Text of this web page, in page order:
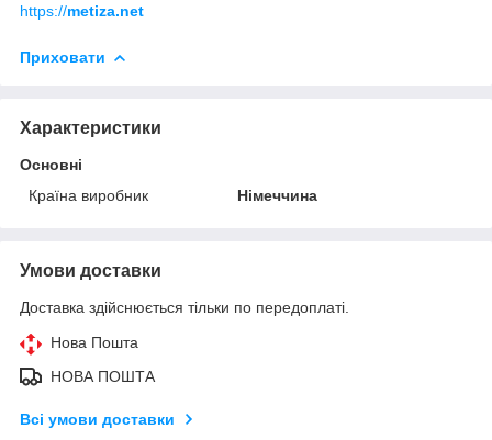
https://metiza.net
Приховати
Характеристики
Основні
Країна виробник
Німеччина
Умови доставки
Доставка здійснюється тільки по передоплаті.
Нова Пошта
НОВА ПОШТА
Всі умови доставки